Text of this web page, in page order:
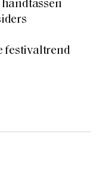
handtassen
festivaltrend